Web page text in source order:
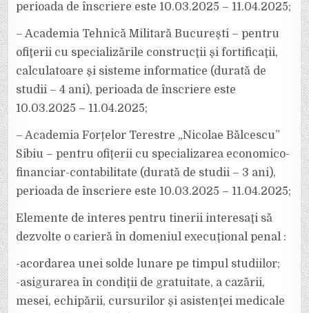
perioada de înscriere este 10.03.2025 – 11.04.2025;
– Academia Tehnică Militară Bucureşti – pentru
ofiţerii cu specializările construcţii şi fortificaţii,
calculatoare şi sisteme informatice (durată de
studii – 4 ani), perioada de înscriere este
10.03.2025 – 11.04.2025;
– Academia Forțelor Terestre „Nicolae Bălcescu”
Sibiu – pentru ofiţerii cu specializarea economico-
financiar-contabilitate (durată de studii – 3 ani),
perioada de înscriere este 10.03.2025 – 11.04.2025;
Elemente de interes pentru tinerii interesaţi să
dezvolte o carieră în domeniul execuţional penal :
-acordarea unei solde lunare pe timpul studiilor;
-asigurarea în condiţii de gratuitate, a cazării,
mesei, echipării, cursurilor şi asistenţei medicale